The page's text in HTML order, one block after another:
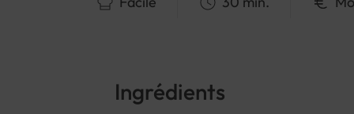
Ingrédients